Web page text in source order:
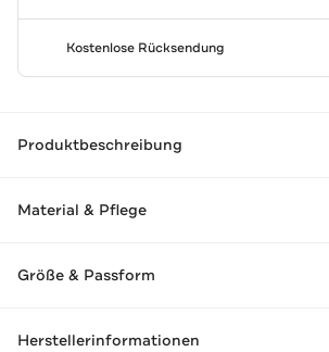
Kostenlose Rücksendung
Produktbeschreibung
Material & Pflege
Größe & Passform
Herstellerinformationen